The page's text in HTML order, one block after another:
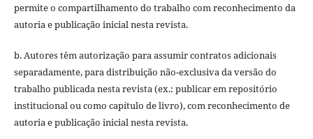
permite o compartilhamento do trabalho com reconhecimento da
autoria e publicação inicial nesta revista.
b. Autores têm autorização para assumir contratos adicionais
separadamente, para distribuição não-exclusiva da versão do
trabalho publicada nesta revista (ex.: publicar em repositório
institucional ou como capítulo de livro), com reconhecimento de
autoria e publicação inicial nesta revista.